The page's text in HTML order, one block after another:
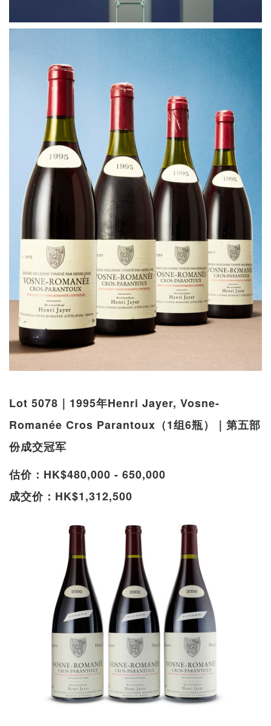
Lot 5078｜1995年Henri Jayer, Vosne-
Romanée Cros Parantoux（1组6瓶）｜第五部
份成交冠军
估价：HK$480,000 - 650,000
成交价：HK$1,312,500